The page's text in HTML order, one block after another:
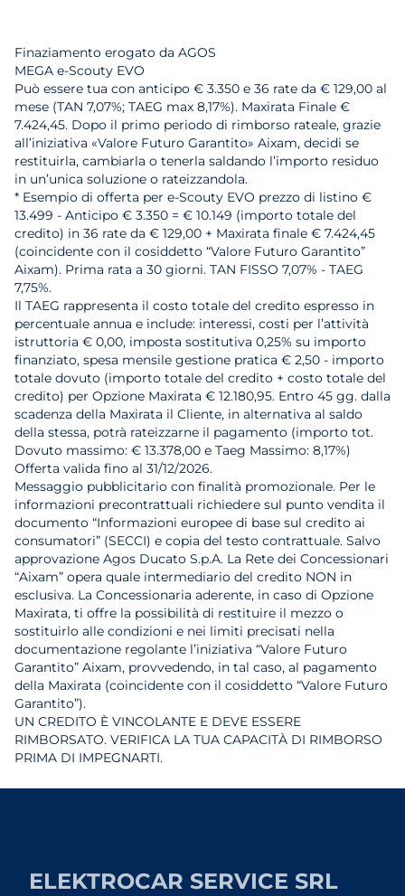
Finaziamento erogato da AGOS
MEGA e-Scouty EVO
Può essere tua con anticipo € 3.350 e 36 rate da € 129,00 al
mese (TAN 7,07%; TAEG max 8,17%). Maxirata Finale €
7.424,45. Dopo il primo periodo di rimborso rateale, grazie
all’iniziativa «Valore Futuro Garantito» Aixam, decidi se
restituirla, cambiarla o tenerla saldando l’importo residuo
in un’unica soluzione o rateizzandola.
* Esempio di offerta per e-Scouty EVO prezzo di listino €
13.499 - Anticipo € 3.350 = € 10.149 (importo totale del
credito) in 36 rate da € 129,00 + Maxirata finale € 7.424,45
(coincidente con il cosiddetto “Valore Futuro Garantito”
Aixam). Prima rata a 30 giorni. TAN FISSO 7,07% - TAEG
7,75%.
Il TAEG rappresenta il costo totale del credito espresso in
percentuale annua e include: interessi, costi per l’attività
istruttoria € 0,00, imposta sostitutiva 0,25% su importo
finanziato, spesa mensile gestione pratica € 2,50 - importo
totale dovuto (importo totale del credito + costo totale del
credito) per Opzione Maxirata € 12.180,95. Entro 45 gg. dalla
scadenza della Maxirata il Cliente, in alternativa al saldo
della stessa, potrà rateizzarne il pagamento (importo tot.
Dovuto massimo: € 13.378,00 e Taeg Massimo: 8,17%)
Offerta valida fino al 31/12/2026.
Messaggio pubblicitario con finalità promozionale. Per le
informazioni precontrattuali richiedere sul punto vendita il
documento “Informazioni europee di base sul credito ai
consumatori” (SECCI) e copia del testo contrattuale. Salvo
approvazione Agos Ducato S.p.A. La Rete dei Concessionari
“Aixam” opera quale intermediario del credito NON in
esclusiva. La Concessionaria aderente, in caso di Opzione
Maxirata, ti offre la possibilità di restituire il mezzo o
sostituirlo alle condizioni e nei limiti precisati nella
documentazione regolante l’iniziativa “Valore Futuro
Garantito” Aixam, provvedendo, in tal caso, al pagamento
della Maxirata (coincidente con il cosiddetto “Valore Futuro
Garantito”).
UN CREDITO È VINCOLANTE E DEVE ESSERE
RIMBORSATO. VERIFICA LA TUA CAPACITÀ DI RIMBORSO
PRIMA DI IMPEGNARTI.
ELEKTROCAR SERVICE SRL